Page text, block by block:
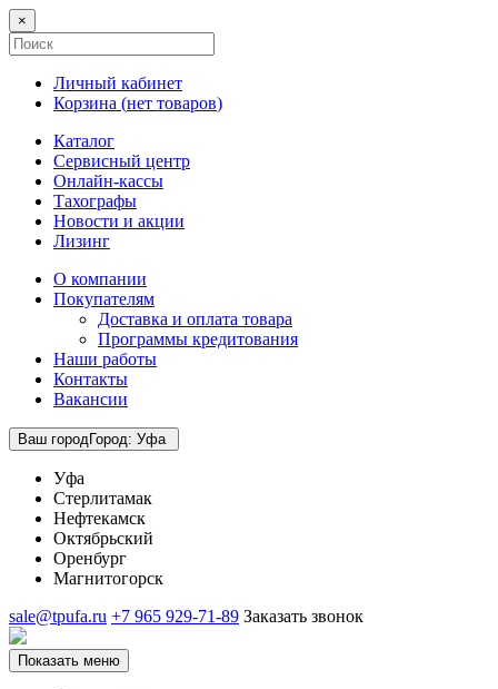
×
Личный кабинет
Корзина (нет товаров)
Каталог
Сервисный центр
Онлайн-кассы
Тахографы
Новости и акции
Лизинг
О компании
Покупателям
Доставка и оплата товара
Программы кредитования
Наши работы
Контакты
Вакансии
Ваш городГород: Уфа
Уфа
Стерлитамак
Нефтекамск
Октябрьский
Оренбург
Магнитогорск
sale@tpufa.ru +7 965 929-71-89 Заказать звонок
Показать меню